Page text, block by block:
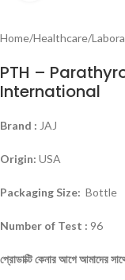
Home/Healthcare/
PTH –
International
Brand : JAJ
Origin: USA
Packaging Size: Bottle
Number of Test : 96
প্রোডাক্টিকেনারআগেআমাদের